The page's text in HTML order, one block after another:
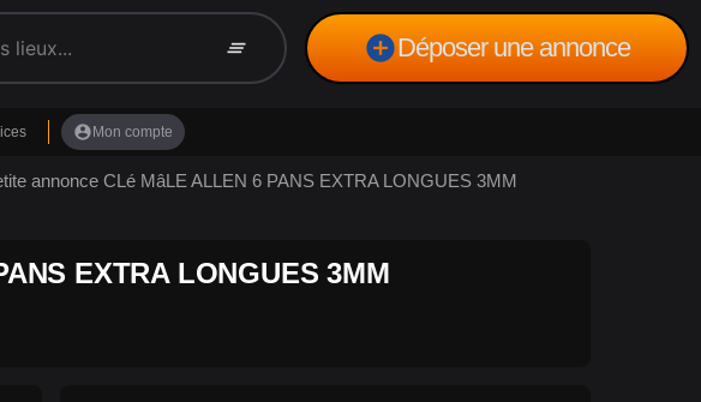
clear_all add_circleDéposer une annonce
account_circle Mon compte
annonce CLé MâLE ALLEN 6 PANS EXTRA LONGUES 3MM
EXTRA LONGUES 3MM